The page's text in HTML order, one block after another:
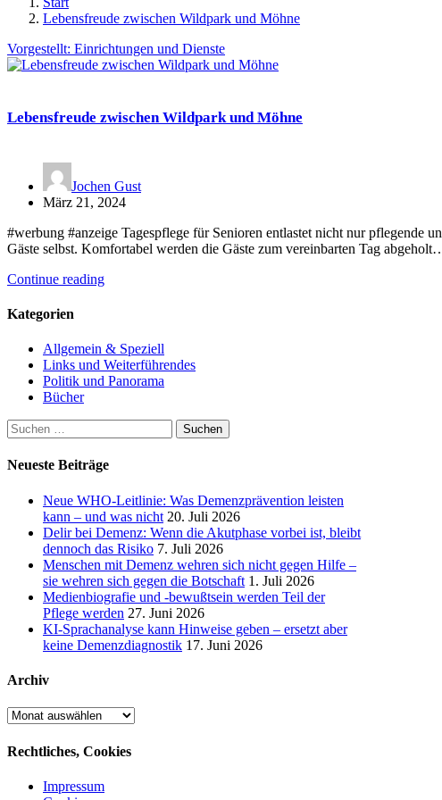
Lebensfreude zwischen Wildpark und Möhne
Vorgestellt: Einrichtungen und Dienste
Lebensfreude zwischen Wildpark und Möhne
Jochen Gust
März 21, 2024
#werbung #anzeige Tagespflege für Senioren entlastet nicht nur pflegende
Gäste selbst. Komfortabel werden die Gäste zum vereinbarten Tag
Continue reading
Kategorien
Allgemein & Speziell
Links und Weiterführendes
Politik und Panorama
Bücher
Suchen
nach:
Neueste Beiträge
Neue WHO-Leitlinie: Was Demenzprävention leisten
kann – und was nicht 20. Juli 2026
Delir bei Demenz: Wenn die Akutphase vorbei ist, bleibt
dennoch das Risiko 7. Juli 2026
Menschen mit Demenz wehren sich nicht gegen Hilfe –
sie wehren sich gegen die Botschaft 1. Juli 2026
Medienbiografie und -bewußtsein werden Teil der
Pflege werden 27. Juni 2026
KI-Sprachanalyse kann Hinweise geben – ersetzt aber
keine Demenzdiagnostik 17. Juni 2026
Archiv
Archiv
Rechtliches, Cookies
Impressum